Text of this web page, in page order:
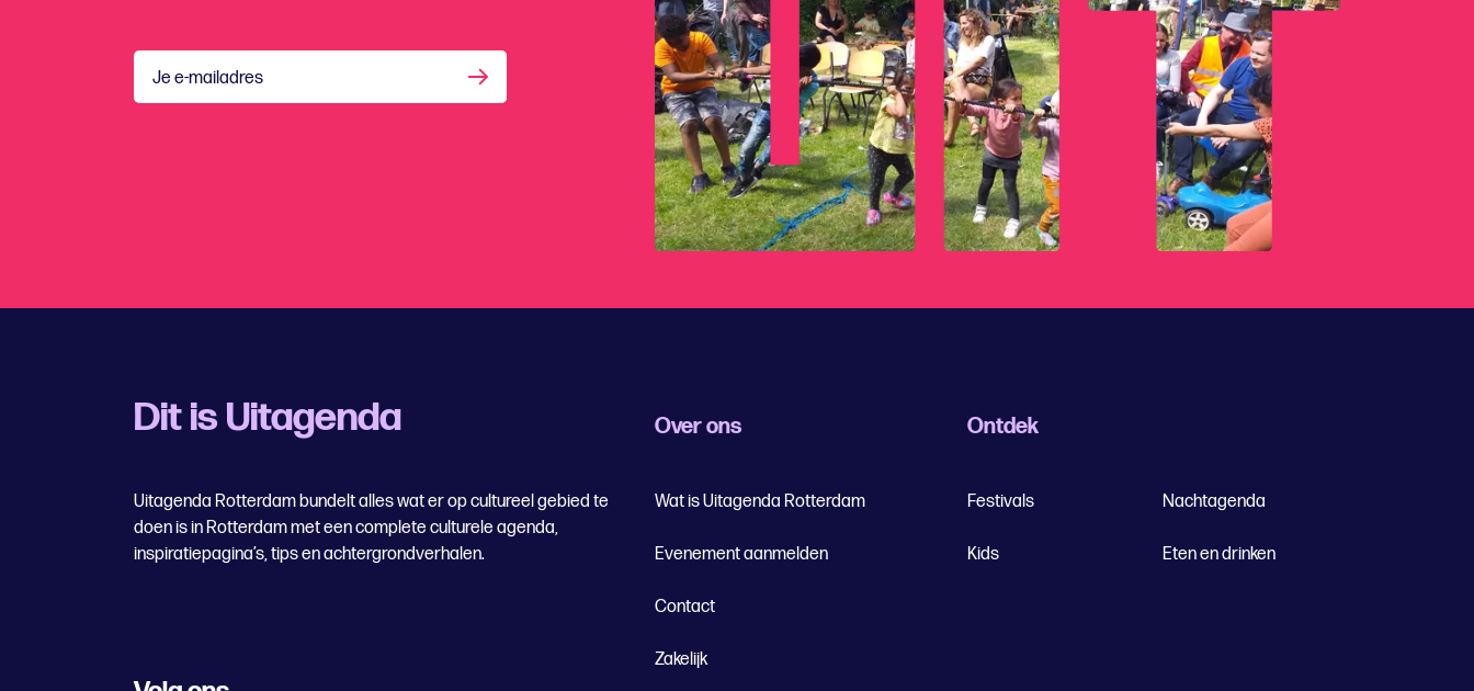
Je e-mailadres
Dit is Uitagenda
Uitagenda Rotterdam bundelt alles wat er op cultureel gebied te
doen is in Rotterdam met een complete culturele agenda,
inspiratiepagina’s, tips en achtergrondverhalen.
Over ons
Wat is Uitagenda Rotterdam
Evenement aanmelden
Contact
Zakelijk
Ontdek
Festivals
Kids
Nachtagenda
Eten en drinken